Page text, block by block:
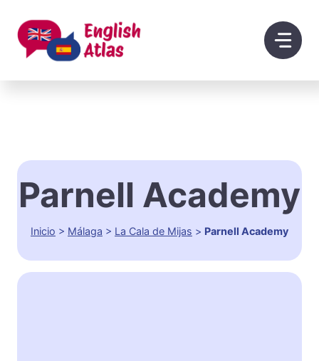
contenido
Parnell Academy
Inicio > Málaga > La Cala de Mijas > Parnell Academy